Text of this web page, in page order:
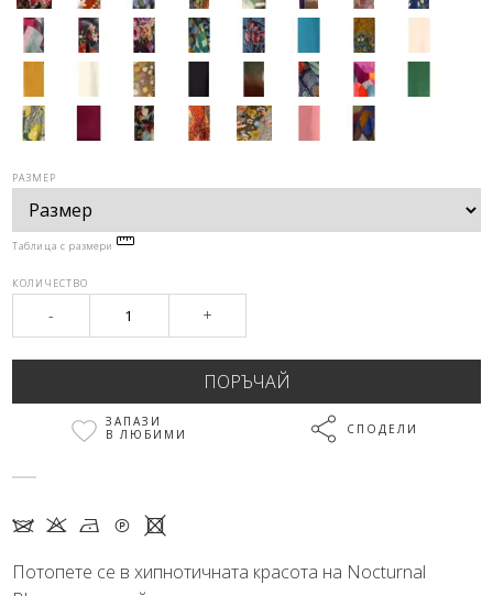
РАЗМЕР
Таблица с размери
КОЛИЧЕСТВО
- +
ЗАПАЗИ
В ЛЮБИМИ
СПОДЕЛИ
7 K N Q X
Потопете се в хипнотичната красота на Nocturnal